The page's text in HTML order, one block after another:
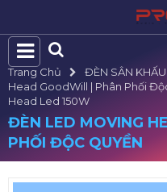
Trang Chủ ĐÈN SÂN
Head GoodWill | Phân Phối
Head Led 150W
ĐÈN LED MOVING
PHỐI ĐỘC QUYỀN